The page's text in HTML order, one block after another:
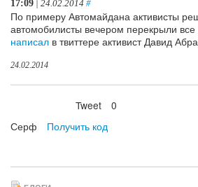
17:09 | 24.02.2014 #
По примеру Автомайдана активисты
автомобилисты вечером перекрыли
написал в твиттере активист Давид
24.02.2014
Tweet
0
Серф
Получить код